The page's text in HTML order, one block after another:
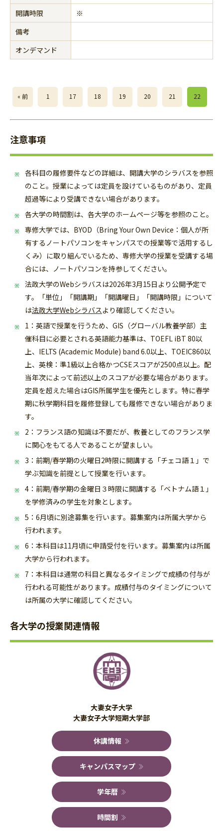
開講時限
※
備考
オンデマンド
« 前 1 17 18 19 20 21 22
注意事項
各科目の履修要件などの詳細は、開講大学のシラバスを参照
のこと。授業によっては定員を設けているものがあり、定員
超過等により受講できない場合があります。
各大学の時間割は、各大学のホームページ等を参照のこと。
専修大学では、BYOD（Bring Your Own Device：個人が所
有するノートパソコンをキャンパスでの授業等で活用するし
くみ）に取り組んでいるため、専修大学の授業を受講する場
合には、ノートパソコンを持参してください。
法政大学のWebシラバスは2026年3月15日より公開予定で
す。「単位」「開講期」「開講曜日」「開講時限」について
は法政大学Webシラバスより確認してください。
1：英語で授業を行うため、GIS（グローバル教養学部）主
催科目に必要とされる英語能力基準は、TOEFL iBT 80以
上、IELTS (Academic Module) band 6.0以上、TOEIC860以
上、英検：準1級以上合格かつCSEスコアが2500点以上。配
当年次によって前述以上のスコアが必要な場合があります。
定員を超えた場合はGIS所属学生を優先とします。特に春学
期に秋学期科目を履修登録しても履修できない場合がありま
す。
2：フランス語の知識は不要だが、教養としてのフランス学
に関心をもてる人であることが望ましい。
3：前期/春学期の火曜日2時限に開講する「チェコ語１」で
学ぶ知識を前提として授業を行います。
4：前期/春学期の金曜日３時限に開講する「ベトナム語１」
を学修済みの学生を対象とします。
5：6月頃に別途募集を行います。募集案内は所属大学から
行われます。
6：本科目は11月頃に申請受付を行います。 募集案内は所属
大学から行われます。
7：本科目は通常の科目と異なるタイミングで成績の付与が
行われる可能性があります。成績付与のタイミングについて
は所属の大学に確認してください。
各大学の授業関連情報
大妻女子大学
大妻女子大学短期大学部
休講情報
キャンパスマップ
学年暦
時間割